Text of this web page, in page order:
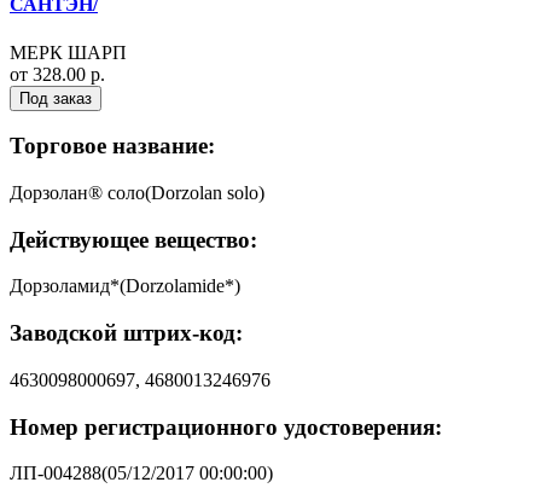
САНТЭН/
МЕРК ШАРП
от 328.00 р.
Под заказ
Торговое название:
Дорзолан® соло(Dorzolan solo)
Действующее вещество:
Дорзоламид*(Dorzolamide*)
Заводской штрих-код:
4630098000697, 4680013246976
Номер регистрационного удостоверения:
ЛП-004288(05/12/2017 00:00:00)